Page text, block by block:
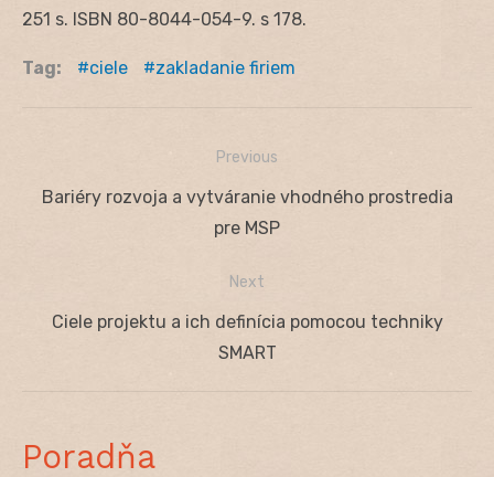
251 s. ISBN 80-8044-054-9. s 178.
Tag: ciele zakladanie firiem
Navigácia
Previous
Previous
Bariéry rozvoja a vytváranie vhodného prostredia
pre MSP
Next
Next
Ciele projektu a ich definícia pomocou techniky
SMART
Poradňa